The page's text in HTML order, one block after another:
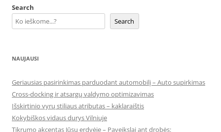
Search
Search
NAUJAUSI
Geriausias pasirinkimas parduodant automobilį – Auto supirkimas
Cross-docking ir atsargų valdymo optimizavimas
Išskirtinio vyrų stiliaus atributas – kaklaraištis
Kokybiškos vidaus durys Vilniuje
Tikrumo akcentas Jūsų erdvėje – Paveikslai ant drobės: